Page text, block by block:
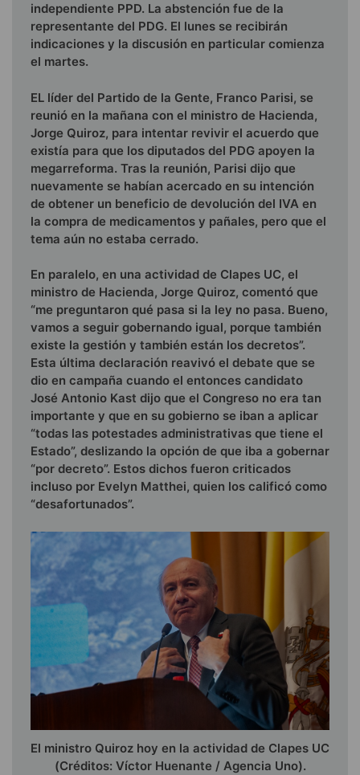
independiente PPD. La abstención fue de la
representante del PDG. El lunes se recibirán
indicaciones y la discusión en particular comienza
el martes.
EL líder del Partido de la Gente, Franco Parisi, se
reunió en la mañana con el ministro de Hacienda,
Jorge Quiroz, para intentar revivir el acuerdo que
existía para que los diputados del PDG apoyen la
megarreforma. Tras la reunión, Parisi dijo que
nuevamente se habían acercado en su intención
de obtener un beneficio de devolución del IVA en
la compra de medicamentos y pañales, pero que el
tema aún no estaba cerrado.
En paralelo, en una actividad de Clapes UC, el
ministro de Hacienda, Jorge Quiroz, comentó que
“me preguntaron qué pasa si la ley no pasa. Bueno,
vamos a seguir gobernando igual, porque también
existe la gestión y también están los decretos”.
Esta última declaración reavivó el debate que se
dio en campaña cuando el entonces candidato
José Antonio Kast dijo que el Congreso no era tan
importante y que en su gobierno se iban a aplicar
“todas las potestades administrativas que tiene el
Estado”, deslizando la opción de que iba a gobernar
“por decreto”. Estos dichos fueron criticados
incluso por Evelyn Matthei, quien los calificó como
“desafortunados”.
El ministro Quiroz hoy en la actividad de Clapes UC
(Créditos: Víctor Huenante / Agencia Uno).